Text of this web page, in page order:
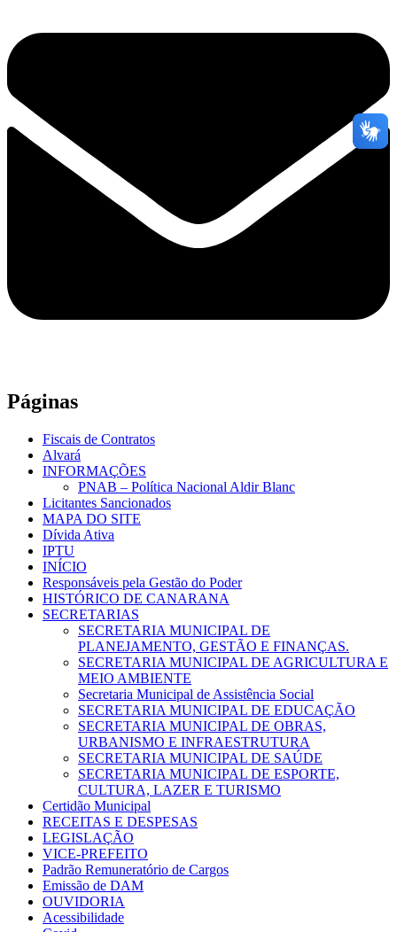
Páginas
Fiscais de Contratos
Alvará
INFORMAÇÕES
PNAB – Política Nacional Aldir Blanc
Licitantes Sancionados
MAPA DO SITE
Dívida Ativa
IPTU
INÍCIO
Responsáveis pela Gestão do Poder
HISTÓRICO DE CANARANA
SECRETARIAS
SECRETARIA MUNICIPAL DE
PLANEJAMENTO, GESTÃO E FINANÇAS.
SECRETARIA MUNICIPAL DE AGRICULTURA E
MEIO AMBIENTE
Secretaria Municipal de Assistência Social
SECRETARIA MUNICIPAL DE EDUCAÇÃO
SECRETARIA MUNICIPAL DE OBRAS,
URBANISMO E INFRAESTRUTURA
SECRETARIA MUNICIPAL DE SAÚDE
SECRETARIA MUNICIPAL DE ESPORTE,
CULTURA, LAZER E TURISMO
Certidão Municipal
RECEITAS E DESPESAS
LEGISLAÇÃO
VICE-PREFEITO
Padrão Remuneratório de Cargos
Emissão de DAM
OUVIDORIA
Acessibilidade